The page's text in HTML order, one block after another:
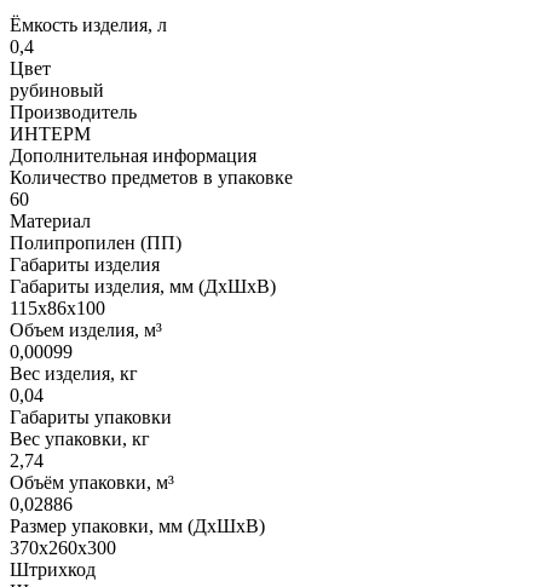
Ёмкость изделия, л
0,4
Цвет
рубиновый
Производитель
ИНТЕРМ
Дополнительная информация
Количество предметов в упаковке
60
Материал
Полипропилен (ПП)
Габариты изделия
Габариты изделия, мм (ДхШхВ)
115х86х100
Объем изделия, м³
0,00099
Вес изделия, кг
0,04
Габариты упаковки
Вес упаковки, кг
2,74
Объём упаковки, м³
0,02886
Размер упаковки, мм (ДхШхВ)
370х260х300
Штрихкод